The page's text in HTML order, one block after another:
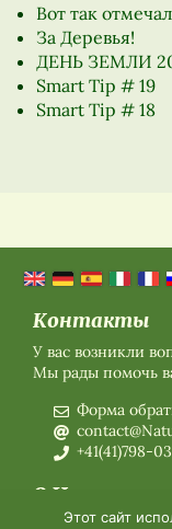
Вот так
За Деревья!
ДЕНЬ ЗЕМЛИ
Smart Tip # 19
Smart Tip # 18
Контакты
У вас возникли
Мы рады помочь
Форма
+41(41)798-
О Нас
Этот сайт